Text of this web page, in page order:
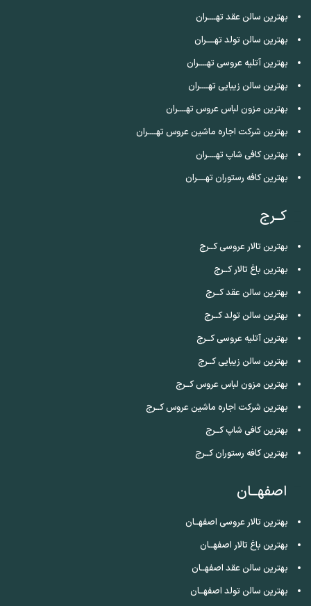
بهترین سالن عقد تهــــران
بهترین سالن تولد تهــــران
بهترین آتلیه عروسی تهــــران
بهترین سالن زیبایی تهــــران
بهترین مزون لباس عروس تهــــران
بهترین شرکت اجاره ماشین عروس تهــــران
بهترین کافی شاپ تهــــران
بهترین کافه رستوران تهــــران
کــرج
بهترین تالار عروسی کــرج
بهترین باغ تالار کــرج
بهترین سالن عقد کــرج
بهترین سالن تولد کــرج
بهترین آتلیه عروسی کــرج
بهترین سالن زیبایی کــرج
بهترین مزون لباس عروس کــرج
بهترین شرکت اجاره ماشین عروس کــرج
بهترین کافی شاپ کــرج
بهترین کافه رستوران کــرج
اصفهــان
بهترین تالار عروسی اصفهــان
بهترین باغ تالار اصفهــان
بهترین سالن عقد اصفهــان
بهترین سالن تولد اصفهــان